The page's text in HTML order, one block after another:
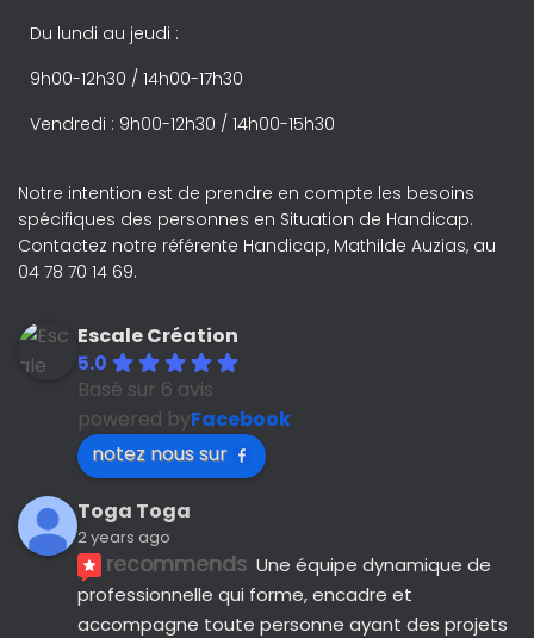
Du lundi au jeudi :
9h00-12h30 / 14h00-17h30
Vendredi : 9h00-12h30 / 14h00-15h30
Notre intention est de prendre en compte les besoins
spécifiques des personnes en Situation de Handicap.
Contactez notre référente Handicap, Mathilde Auzias, au
04 78 70 14 69.
Escale Création
5.0
Basé sur 6 avis
powered byFacebook
notez nous sur
Toga Toga
2 years ago
recommends Une équipe dynamique de
professionnelle qui forme, encadre et
accompagne toute personne ayant des projets